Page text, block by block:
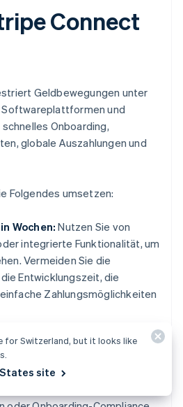
Connect
Geldbewegungen unter
und
Onboarding,
globale Auszahlungen und
Folgendes umsetzen:
Wochen: Nutzen Sie von
integrierte Funktionalität, um
Vermeiden Sie die
Entwicklungszeit, die
Zahlungsmöglichkeiten
Nutzen Sie
Stripe, damit Sie keine
für Margin-Reporting,
for Switzerland, but it looks like
site